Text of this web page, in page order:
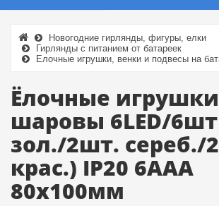
Новогодние гирлянды, фигуры, елки
Гирлянды с питанием от батареек
Елочные игрушки, венки и подвесы на
Ёлочные игрушки
шаровы 6LED/
зол./2шт. сереб./
крас.) IP20 6AAА
80x100мм